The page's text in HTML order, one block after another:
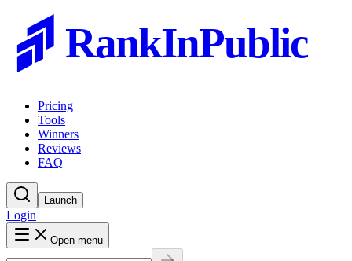
RankInPublic
Pricing
Tools
Winners
Reviews
FAQ
Launch
Login
Open menu